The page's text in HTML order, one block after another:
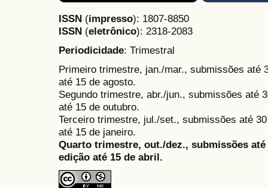
ISSN (impresso): 1807-8850
ISSN (eletrônico): 2318-2083
Periodicidade: Trimestral
Primeiro trimestre, jan./mar., submissões até
até 15 de agosto.
Segundo trimestre, abr./jun., submissões até
até 15 de outubro.
Terceiro trimestre, jul./set., submissões até
até 15 de janeiro.
Quarto trimestre, out./dez., submissões
edição até 15 de abril.